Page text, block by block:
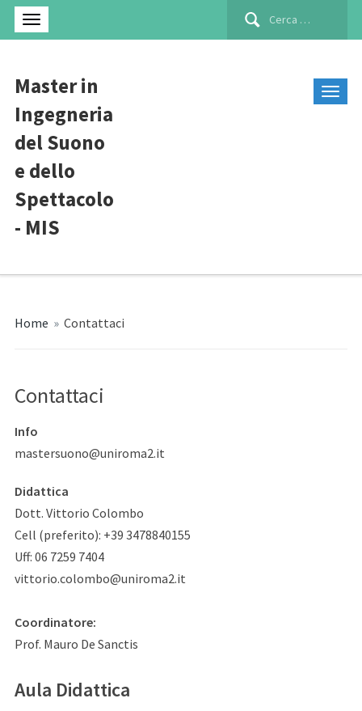
Ricerca
Master in
Ingegneria
del Suono
e dello
Spettacolo
- MIS
Home » Contattaci
Contattaci
Info
mastersuono@uniroma2.it
Didattica
Dott. Vittorio Colombo
Cell (preferito): +39 3478840155
Uff: 06 7259 7404
vittorio.colombo@uniroma2.it
Coordinatore:
Prof. Mauro De Sanctis
Aula Didattica